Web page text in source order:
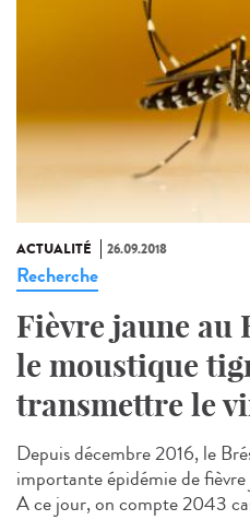
ACTUALITÉ 26.09.2018
Recherche
Fièvre jaune au
le moustique
transmettre le
Depuis décembre 2016, le
importante épidémie de fièvre
A ce jour, on compte 2043